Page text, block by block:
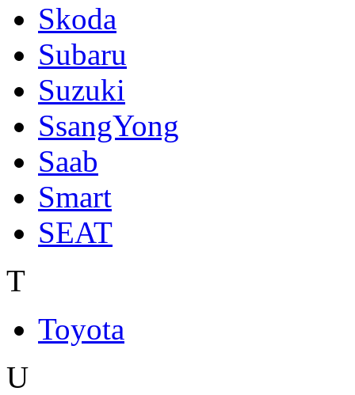
Skoda
Subaru
Suzuki
SsangYong
Saab
Smart
SEAT
T
Toyota
U